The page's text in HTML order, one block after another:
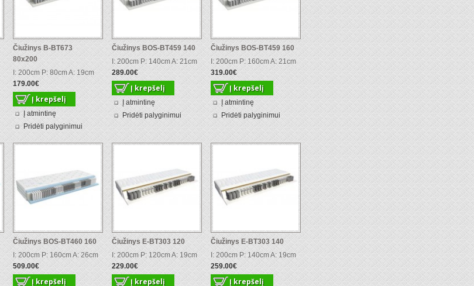
Čiužinys B-BT673
80x200
I: 200cm P: 80cm A: 19cm
179.00€
Į atmintinę
Pridėti palyginimui
Čiužinys BOS-BT459 140
I: 200cm P: 140cm A: 21cm
289.00€
Į atmintinę
Pridėti palyginimui
Čiužinys BOS-BT459 160
I: 200cm P: 160cm A: 21cm
319.00€
Į atmintinę
Pridėti palyginimui
Čiužinys BOS-BT460 160
I: 200cm P: 160cm A: 26cm
509.00€
Čiužinys E-BT303 120
I: 200cm P: 120cm A: 19cm
229.00€
Čiužinys E-BT303 140
I: 200cm P: 140cm A: 19cm
259.00€